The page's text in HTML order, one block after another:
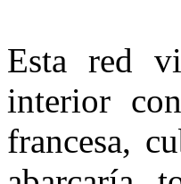
Esta red
interior
francesa,